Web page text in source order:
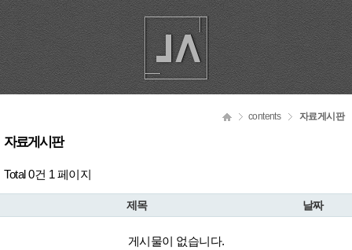
contents 자료게시판
자료게시판
Total 0건 1 페이지
제목 날짜
게시물이 없습니다.